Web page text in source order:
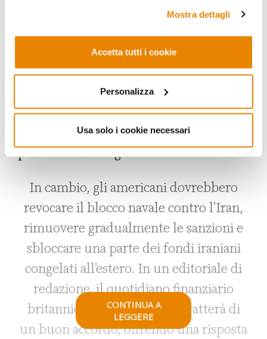
Mostra dettagli
Accetta tutti i cookie
Personalizza
Usa solo i cookie necessari
dei negoziati sul nucleare, con
parte di Teheran all’uranio arricchito al
60% o alla sua diluizione, la rimozione
delle mine dallo Stretto di Hormuz e
l’impegno iraniano a non imporre
pedaggi alle navi in transito durante il
periodo della tregua.
In cambio, gli americani dovrebbero
revocare il blocco navale contro l’Iran,
rimuovere gradualmente le sanzioni e
sbloccare una parte dei fondi iraniani
congelati all’estero. In un editoriale di
redazione, il quotidiano finanziario
britannico si è chiesto se si tratterà di
un buon accordo, offrendo una risposta
CONTINUA A
LEGGERE